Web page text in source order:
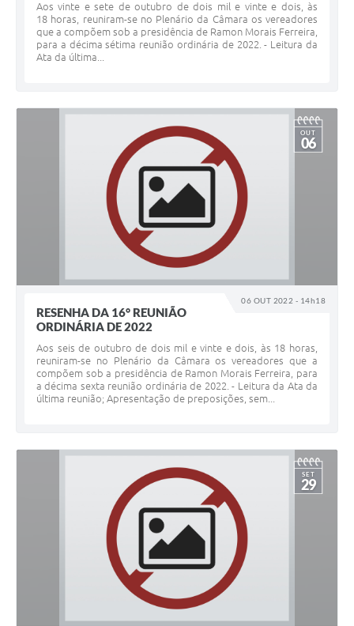
Aos vinte e sete de outubro de dois mil e vinte e dois, às
18 horas, reuniram-se no Plenário da Câmara os vereadores
que a compõem sob a presidência de Ramon Morais Ferreira,
para a décima sétima reunião ordinária de 2022. - Leitura da
Ata da última...
06 OUT 2022 - 14h18
OUT
06
RESENHA DA 16° REUNIÃO
ORDINÁRIA DE 2022
Aos seis de outubro de dois mil e vinte e dois, às 18 horas,
reuniram-se no Plenário da Câmara os vereadores que a
compõem sob a presidência de Ramon Morais Ferreira, para
a décima sexta reunião ordinária de 2022. - Leitura da Ata da
última reunião; Apresentação de preposições, sem...
SET
29